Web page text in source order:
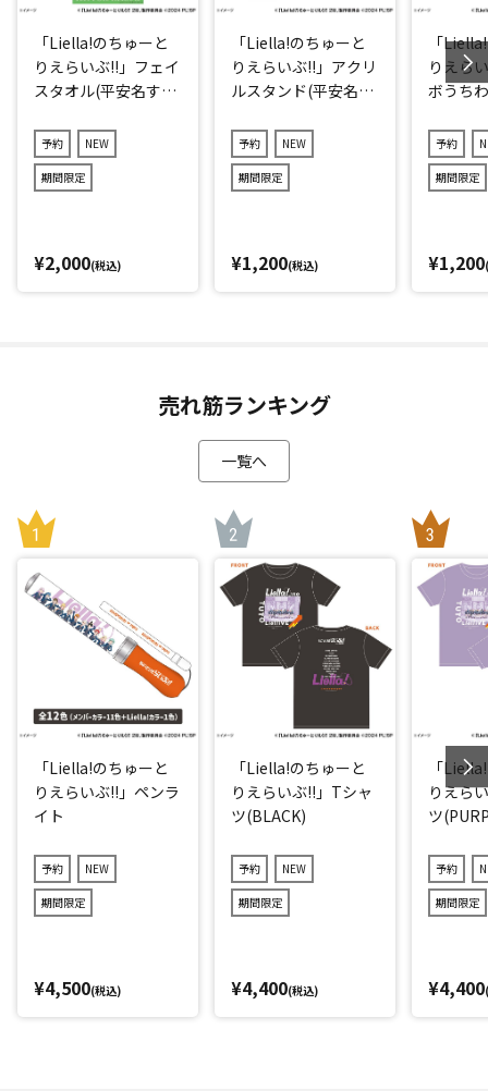
「Liella!のちゅーと
りえらいぶ!!」フェイ
スタオル(平安名すみ
予約 NEW
期間限定
¥2,000(税込)
「Liella!のちゅーと
りえらいぶ!!」アクリ
ルスタンド(平安名す
予約 NEW
期間限定
¥1,200(税込)
「
りえら
ボうち
予約
期間限定
¥1,200
売れ筋ランキング
一覧へ
「Liella!のちゅーと
りえらいぶ!!」ペンラ
イト
予約 NEW
期間限定
¥4,500(税込)
「Liella!のちゅーと
りえらいぶ!!」Tシャ
ツ(BLACK)
予約 NEW
期間限定
¥4,400(税込)
「
りえら
ツ
予約
期間限定
¥4,400